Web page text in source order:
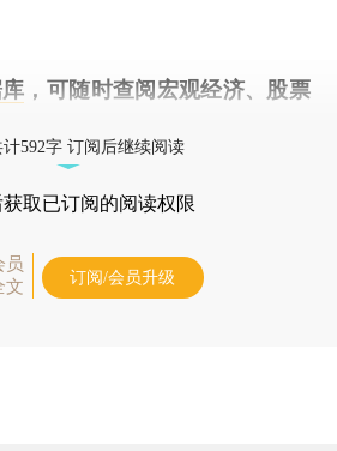
，可随时查阅宏观经济、股票
592字 订阅后继续阅读
获取已订阅的阅读权限
员
文
订阅/会员升级